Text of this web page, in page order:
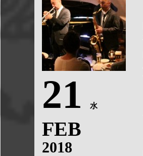
21 水
FEB
2018